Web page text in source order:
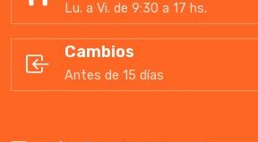
Lu. a Vi. de 9:30 a 17 hs.
Cambios
Antes de 15 días